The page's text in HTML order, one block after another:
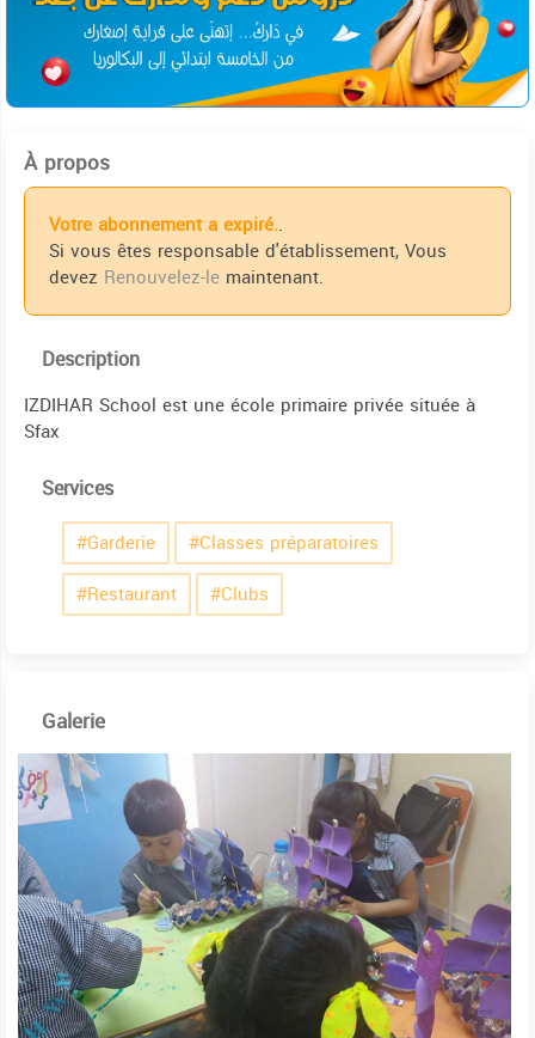
À propos
Votre abonnement a expiré..
Si vous êtes responsable d'établissement, Vous
devez Renouvelez-le maintenant.
Description
IZDIHAR School est une école primaire privée située à
Sfax
Services
#Garderie
#Classes préparatoires
#Restaurant
#Clubs
Galerie